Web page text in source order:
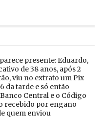
presente: Eduardo,
de 38 anos, após 2
viu no extrato um Pix
da tarde e só então
Central e o Código
recebido por engano
quem enviou